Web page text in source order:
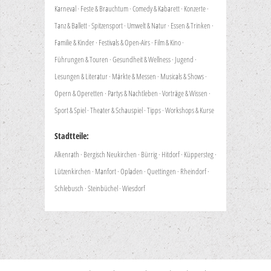
Karneval· Feste & Brauchtum·Comedy & Kabarett· Konzerte·
Tanz & Ballett·Spitzensport· Umwelt & Natur· Essen & Trinken ·
Familie & Kinder· Festivals & Open-Airs· Film & Kino·
Führungen & Touren ·Gesundheit & Wellness· Jugend ·
Lesungen & Literatur· Märkte & Messen · Musicals & Shows·
Opern & Operetten · Partys & Nachtleben ·Vorträge & Wissen ·
Sport & Spiel·Theater & Schauspiel·Tipps·Workshops & Kurse
Stadtteile:
Alkenrath · Bergisch Neukirchen · Bürrig· Hitdorf· Küppersteg·
Lützenkirchen · Manfort·Opladen ·Quettingen · Rheindorf·
Schlebusch ·Steinbüchel·Wiesdorf